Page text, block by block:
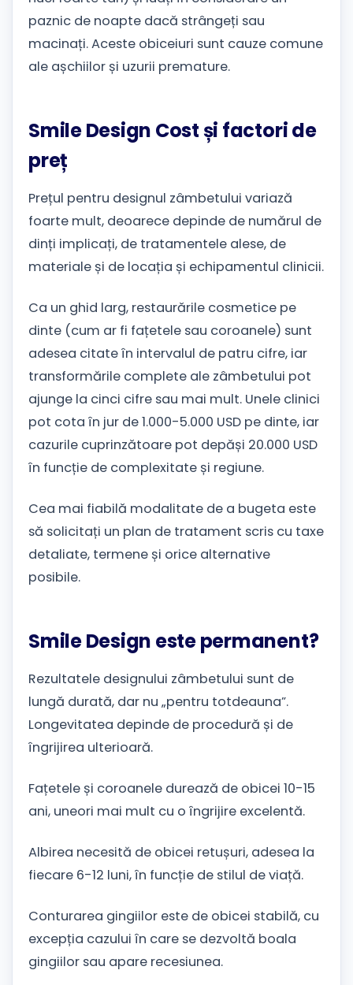
paznic de noapte dacă strângeți sau
macinați. Aceste obiceiuri sunt cauze comune
ale așchiilor și uzurii premature.
Smile Design Cost și factori de
preț
Prețul pentru designul zâmbetului variază
foarte mult, deoarece depinde de numărul de
dinți implicați, de tratamentele alese, de
materiale și de locația și echipamentul clinicii.
Ca un ghid larg, restaurările cosmetice pe
dinte (cum ar fi fațetele sau coroanele) sunt
adesea citate în intervalul de patru cifre, iar
transformările complete ale zâmbetului pot
ajunge la cinci cifre sau mai mult. Unele clinici
pot cota în jur de 1.000-5.000 USD pe dinte, iar
cazurile cuprinzătoare pot depăși 20.000 USD
în funcție de complexitate și regiune.
Cea mai fiabilă modalitate de a bugeta este
să solicitați un plan de tratament scris cu taxe
detaliate, termene și orice alternative
posibile.
Smile Design este permanent?
Rezultatele designului zâmbetului sunt de
lungă durată, dar nu „pentru totdeauna”.
Longevitatea depinde de procedură și de
îngrijirea ulterioară.
Fațetele și coroanele durează de obicei 10-15
ani, uneori mai mult cu o îngrijire excelentă.
Albirea necesită de obicei retușuri, adesea la
fiecare 6-12 luni, în funcție de stilul de viață.
Conturarea gingiilor este de obicei stabilă, cu
excepția cazului în care se dezvoltă boala
gingiilor sau apare recesiunea.